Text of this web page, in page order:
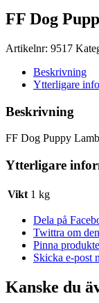
FF Dog
Artikelnr: 9517
Beskrivning
Ytterligare
Beskrivning
FF Dog Puppy
Ytterligare
Vikt 1 kg
Dela på
Twittra om
Pinna
Skicka e-post
Kanske du